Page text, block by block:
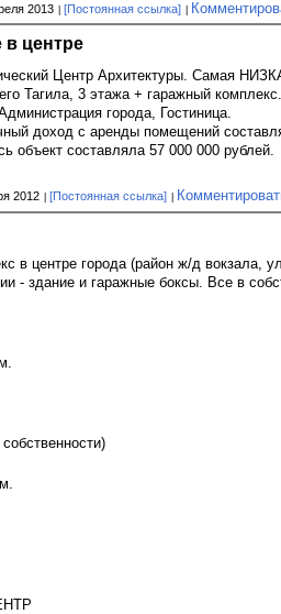
2013 [Постоянная ссылка]
центре
Центр Архитектуры. Самая
Тагила, 3 этажа + гаражный
города, Гостиница.
доход с аренды помещений
объект составляла 57 000 000 рублей.
2012 [Постоянная ссылка]
в центре города (район ж/д вокзала,
- здание и гаражные боксы. Все в